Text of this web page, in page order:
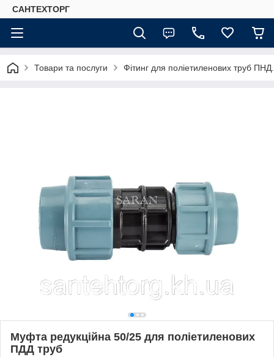
САНТЕХТОРГ
Товари та послуги Фітинг для поліетиленових труб ПНД.
Муфта редукційна 50/25 для поліетиленових
ПДД труб